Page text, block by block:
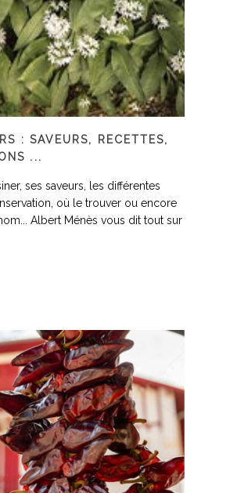
: SAVEURS, RECETTES,
...
ses saveurs, les différentes
où le trouver ou encore
Albert Ménès vous dit tout sur